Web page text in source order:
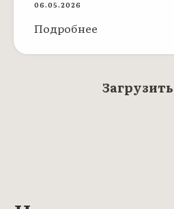
06.05.2026
Подробнее